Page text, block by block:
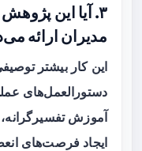
۳. آیا این
مدیران ارائه
این کار بیشتر
دستورالعمل‌های
آموزش
ایجاد فرصت‌های